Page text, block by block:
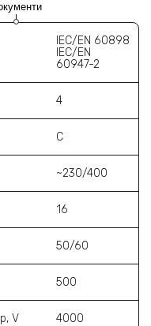
IEC/EN 60898
IEC/EN
60947-2
4
C
~230/400
16
50/60
500
V 4000